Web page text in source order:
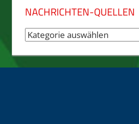
NACHRICHTEN-QUELLEN
Nachrichten-